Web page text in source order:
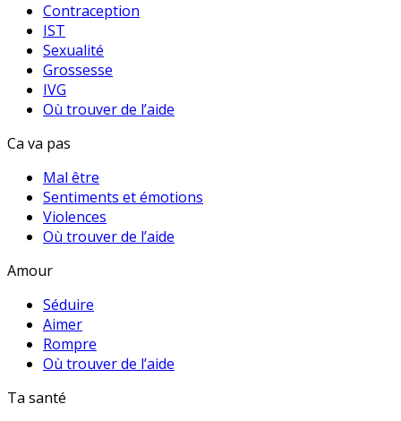
Contraception
IST
Sexualité
Grossesse
IVG
Où trouver de l’aide
Ca va pas
Mal être
Sentiments et émotions
Violences
Où trouver de l’aide
Amour
Séduire
Aimer
Rompre
Où trouver de l’aide
Ta santé